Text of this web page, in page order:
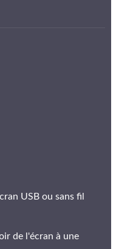
USB ou sans fil
de l'écran à une